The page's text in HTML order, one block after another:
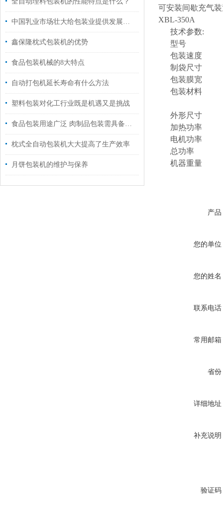
中国乳业市场壮大给包装业提供发展空间
鑫保隆枕式包装机的优势
食品包装机械的8大特点
自动打包机延长寿命有什么方法
塑料包装对化工行业既是机遇又是挑战
食品包装用途广泛 肉制品包装需具备哪些要求
枕式全自动包装机大大提高了生产效率
月饼包装机的维护与保养
可安装间歇充气
XBL-350A
技术参数:
型号
包装速度
制袋尺寸
包装膜宽
包装材料
外形尺寸
加热功率
电机功率
总功率
机器重量
产品
您的单位
您的姓名
联系电话
常用邮箱
省份
详细地址
补充说明
验证码